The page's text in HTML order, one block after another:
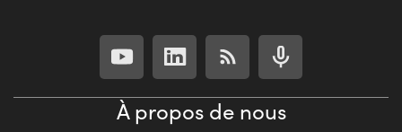
À propos de nous